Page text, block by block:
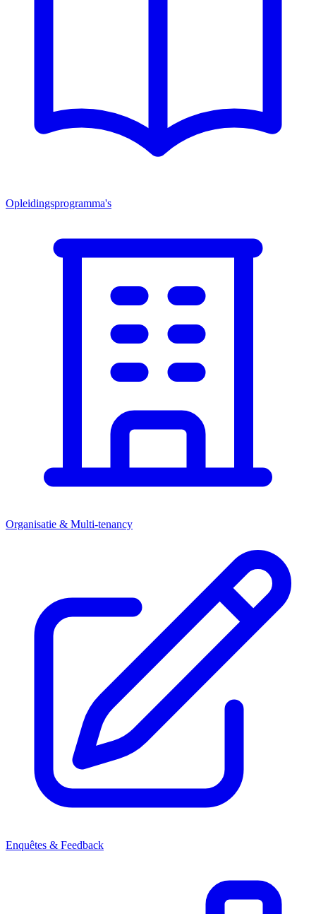
Opleidingsprogramma's
Organisatie & Multi-tenancy
Enquêtes & Feedback